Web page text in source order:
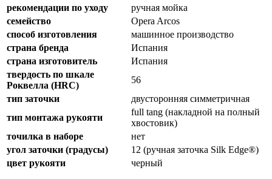
рекомендации по уходу
ручная мойка
семейство
Opera Arcos
способ изготовления
машинное производство
страна бренда
Испания
страна изготовитель
Испания
твердость по шкале
Роквелла (HRC)
56
тип заточки
двусторонняя симметричная
тип монтажа рукояти
full tang (накладной на полный
хвостовик)
точилка в наборе
нет
угол заточки (градусы)
12 (ручная заточка Silk Edge®)
цвет рукояти
черный